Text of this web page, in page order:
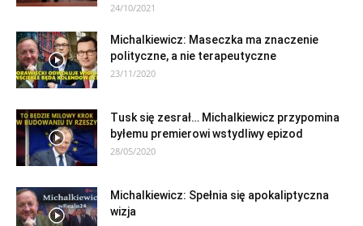
24/10/2021
Michalkiewicz: Maseczka ma znaczenie
polityczne, a nie terapeutyczne
23/11/2020
Tusk się zesrał… Michalkiewicz przypomina
byłemu premierowi wstydliwy epizod
28/05/2020
Michalkiewicz: Spełnia się apokaliptyczna
wizja